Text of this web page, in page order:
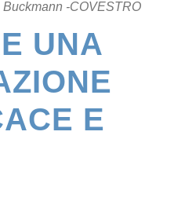
Buckmann -COVESTRO
UNA
E